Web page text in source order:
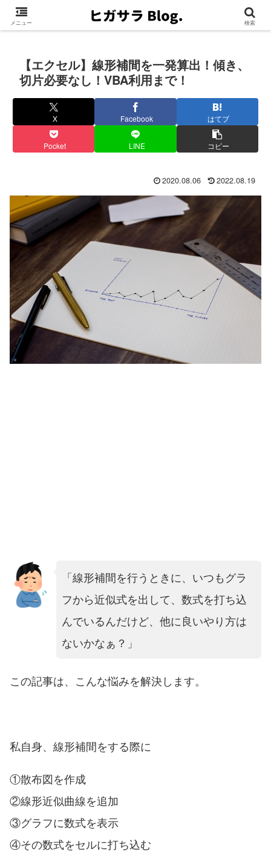
【エクセル】線形補間を一発算出！傾き、
切片必要なし！VBA利用まで！
X Facebook はてブ
Pocket LINE コピー
2020.08.06 2022.08.19
「線形補間を行うときに、いつもグラ
フから近似式を出して、数式を打ち込
んでいるんだけど、他に良いやり方は
ないかなぁ？」
この記事は、こんな悩みを解決します。
私自身、線形補間をする際に
①散布図を作成
②線形近似曲線を追加
③グラフに数式を表示
④その数式をセルに打ち込む
メニュー 検索